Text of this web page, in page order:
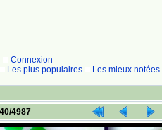
Connexion
Les plus populaires Les mieux notées
4987